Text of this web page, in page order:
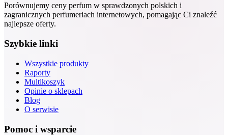
Porównujemy ceny perfum w sprawdzonych polskich i
zagranicznych perfumeriach internetowych, pomagając Ci znaleźć
najlepsze oferty.
Szybkie linki
Wszystkie produkty
Raporty
Multikoszyk
Opinie o sklepach
Blog
O serwisie
Pomoc i wsparcie